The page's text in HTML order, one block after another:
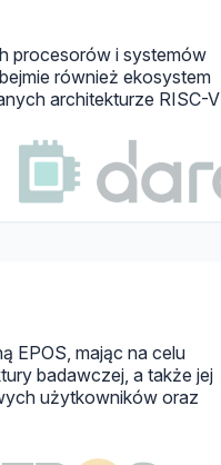
procesorów i systemów
również ekosystem
architekturze RISC-V
EPOS, mając na celu
badawczej, a także jej
użytkowników oraz